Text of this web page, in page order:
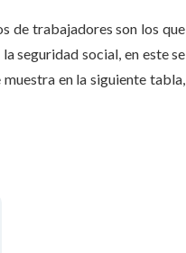
de trabajadores son los que
seguridad social, en este se
en la siguiente tabla,